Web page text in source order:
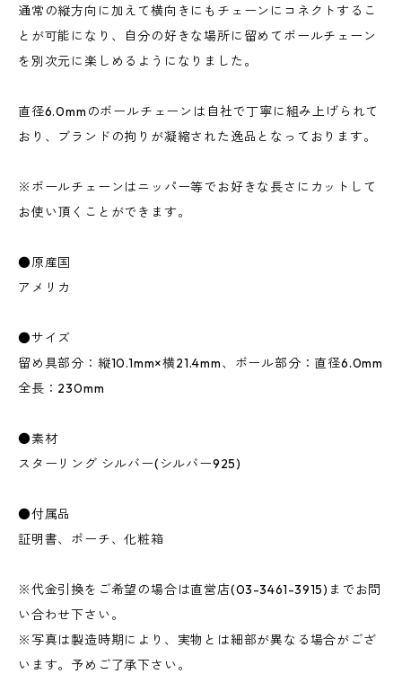
通常の縦方向に加えて横向きにもチェーンにコネクトするこ
とが可能になり、自分の好きな場所に留めてボールチェーン
を別次元に楽しめるようになりました。
直径6.0mmのボールチェーンは自社で丁寧に組み上げられて
おり、ブランドの拘りが凝縮された逸品となっております。
※ボールチェーンはニッパー等でお好きな長さにカットして
お使い頂くことができます。
●原産国
アメリカ
●サイズ
留め具部分：縦10.1mm×横21.4mm、ボール部分：直径6.0mm
全長：230mm
●素材
スターリング シルバー(シルバー925)
●付属品
証明書、ポーチ、化粧箱
※代金引換をご希望の場合は直営店(03-3461-3915)までお問
い合わせ下さい。
※写真は製造時期により、実物とは細部が異なる場合がござ
います。予めご了承下さい。